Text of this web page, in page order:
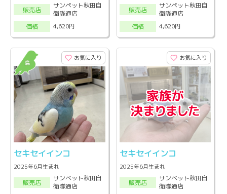
販売店
サンペット秋田自
衛隊通店
価格
4,620円
販売店
サンペット秋田自
衛隊通店
価格
4,620円
お気に入り
セキセイインコ
2025年6月生まれ
販売店
サンペット秋田自
衛隊通店
お気に入り
セキセイインコ
2025年6月生まれ
販売店
サンペット秋田自
衛隊通店